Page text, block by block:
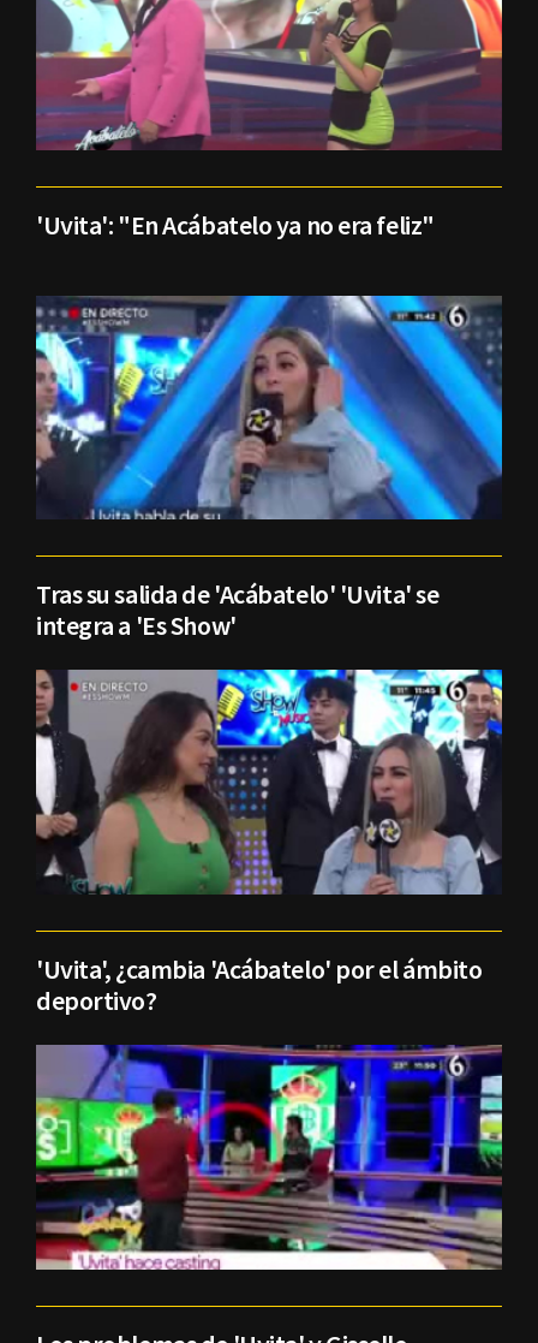
'Uvita': "En Acábatelo ya no era feliz"
Tras su salida de 'Acábatelo' 'Uvita' se
integra a 'Es Show'
'Uvita', ¿cambia 'Acábatelo' por el ámbito
deportivo?